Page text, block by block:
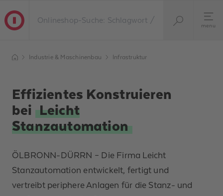
menu
Industrie & Maschinenbau Infrastruktur
Effizientes Konstruieren
bei Leicht
Stanzautomation
ÖLBRONN-DÜRRN – Die Firma Leicht
Stanzautomation entwickelt, fertigt und
vertreibt periphere Anlagen für die Stanz- und